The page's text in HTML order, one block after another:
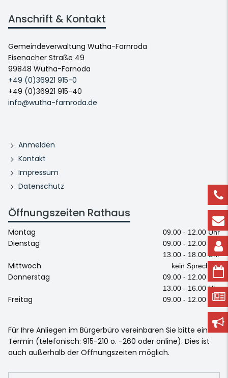
Anschrift & Kontakt
Gemeindeverwaltung Wutha-Farnroda
Eisenacher Straße 49
99848 Wutha-Farnoda
+49 (0)36921 915-0
+49 (0)36921 915-40
info@wutha-farnroda.de
Anmelden
Kontakt
Impressum
Datenschutz
Öffnungszeiten Rathaus
Montag 09.00 - 12.00 Uhr
Dienstag
09.00 - 12.00 Uhr
13.00 - 18.00 Uhr
Mittwoch kein Sprechtag
Donnerstag
09.00 - 12.00 Uhr
13.00 - 16.00 Uhr
Freitag 09.00 - 12.00 Uhr
Für Ihre Anliegen im Bürgerbüro vereinbaren Sie bitte einen
Termin (telefonisch: 915-210 o. -260 oder online). Dies ist
auch außerhalb der Öffnungszeiten möglich.